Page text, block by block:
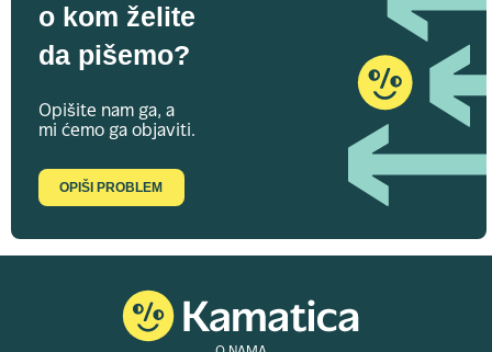
o kom želite
da pišemo?
Opišite nam ga, a
mi ćemo ga objaviti.
OPIŠI PROBLEM